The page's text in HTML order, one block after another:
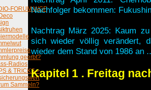
FORUM WGF
geerbt?
Radios
& TRICKS >
Sammeln?
Nachfolger bekommen:
Nachtrag März 2025: Kaum
sich wieder völlig verändert,
wieder dem Stand von 1986 an
Kapitel 1 . Freitag